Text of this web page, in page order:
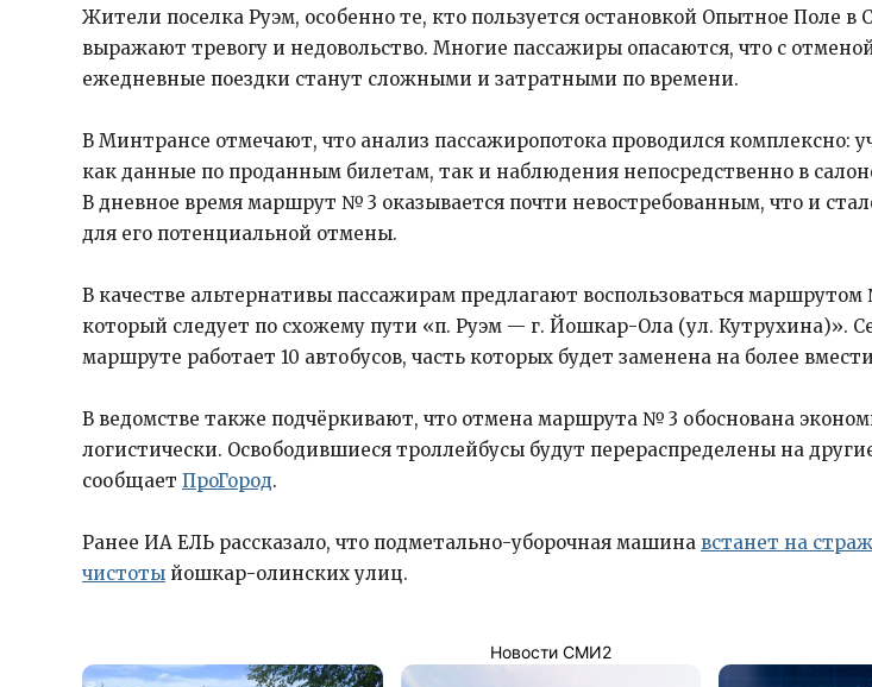
Жители поселка Руэм, особенно те, кто пользуется остановкой Опытное Поле в
выражают тревогу и недовольство. Многие пассажиры опасаются, что с
ежедневные поездки станут сложными и затратными по времени.
В Минтрансе отмечают, что анализ пассажиропотока проводился комплексно:
как данные по проданным билетам, так и наблюдения непосредственно в
В дневное время маршрут № 3 оказывается почти невостребованным, что и
для его потенциальной отмены.
В качестве альтернативы пассажирам предлагают воспользоваться
который следует по схожему пути «п. Руэм — г. Йошкар-Ола (ул. Кутрухина)».
маршруте работает 10 автобусов, часть которых будет заменена на более
В ведомстве также подчёркивают, что отмена маршрута № 3 обоснована
логистически. Освободившиеся троллейбусы будут перераспределены на
сообщает ПроГород.
Ранее ИА ЕЛЬ рассказало, что подметально-уборочная машина встанет на
чистоты йошкар-олинских улиц.
Новости СМИ2